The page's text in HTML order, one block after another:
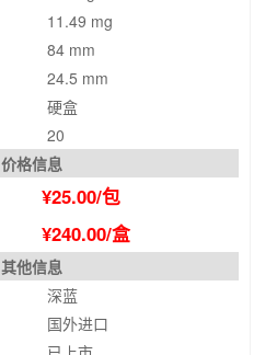
11.49 mg
84 mm
24.5 mm
硬盒
20
价格信息
¥25.00/包
¥240.00/盒
其他信息
深蓝
国外进口